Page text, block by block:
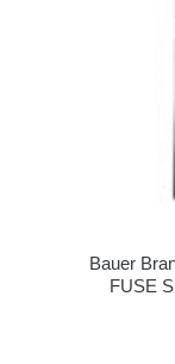
Bauer
FUSE